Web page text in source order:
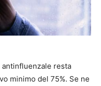
resta
minimo del 75%. Se ne